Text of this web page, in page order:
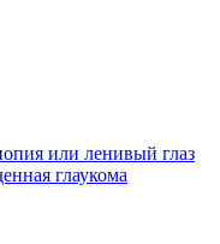
или ленивый глаз
глаукома